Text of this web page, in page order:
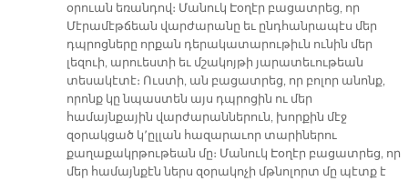
օրուան եռանդով։ Մանուկ Էօղէր բացատրեց, որ
Մէրամէթճեան վարժարանը եւ ընդհանրապէս մեր
դպրոցները որքան դերակատարութիւն ունին մեր
լեզուի, արուեստի եւ մշակոյթի յարատեւութեան
տեսակէտէ։ Ուստի, ան բացատրեց, որ բոլոր անոնք,
որոնք կը նպաստեն այս դպրոցին ու մեր
համայնքային վարժարաններուն, խորքին մէջ
զօրակցած կ՚ըլլան հազարաւոր տարիներու
քաղաքակրթութեան մը։ Մանուկ Էօղէր բացատրեց, որ
մեր համայնքէն ներս զօրակոչի մթնոլորտ մը պէտք է